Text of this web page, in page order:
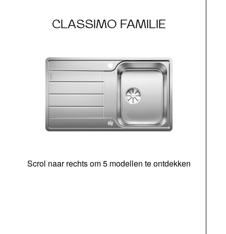
CLASSIMO FAMILIE
Scrol naar rechts om 5 modellen te ontdekken